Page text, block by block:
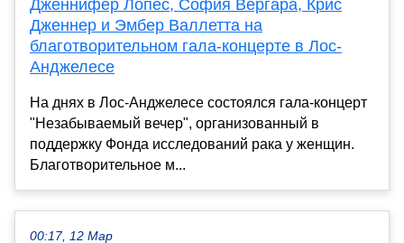
Дженнифер Лопес, София Вергара, Крис
Дженнер и Эмбер Валлетта на
благотворительном гала-концерте в Лос-
Анджелесе
На днях в Лос-Анджелесе состоялся гала-концерт
"Незабываемый вечер", организованный в
поддержку Фонда исследований рака у женщин.
Благотворительное м...
00:17, 12 Мар